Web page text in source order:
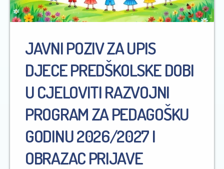
JAVNI POZIV ZA UPIS
DJECE PREDŠKOLSKE DOBI
U CJELOVITI RAZVOJNI
PROGRAM ZA PEDAGOŠKU
GODINU 2026/2027 I
OBRAZAC PRIJAVE